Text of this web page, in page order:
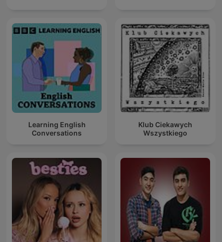
Learning English
Conversations
Klub Ciekawych
Wszystkiego